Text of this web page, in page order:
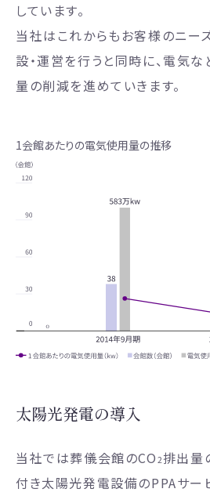
しています。
当社はこれからもお客様のニー
設・運営を行うと同時に、電気
量の削減を進めていきます。
1会館あたりの電気使用量の推移
太陽光発電の導入
当社では葬儀会館のCO2排出量
付き太陽光発電設備のPPAサー